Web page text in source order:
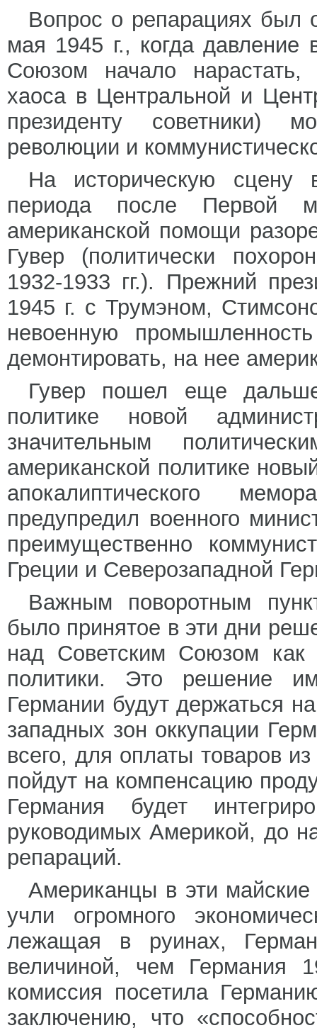
Вопрос о репарациях был
мая 1945 г., когда
Союзом начало нарастать,
хаоса в Центральной и
президенту советники)
революции и
На историческую сцену
периода после Первой
американской помощи
Гувер (политически
1932-1933 гг.). Прежний
1945 г. с Трумэном,
невоенную
демонтировать, на нее
Гувер пошел еще
политике новой
значительным
американской политике
апокалиптического
предупредил военного
преимущественно
Греции и Северозападной
Важным поворотным
было принятое в эти дни
над Советским Союзом как
политики. Это решение
Германии будут держаться
западных зон оккупации
всего, для оплаты товаров
пойдут на компенсацию
Германия будет
руководимых Америкой, до
репараций.
Американцы в эти
учли огромного
лежащая в руинах,
величиной, чем Германия
комиссия посетила
заключению, что